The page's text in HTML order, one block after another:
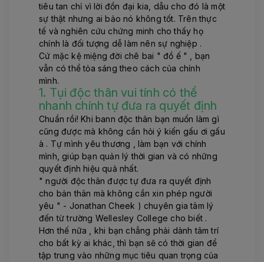
tiêu tan chỉ vì lời đồn đại kia, dẫu cho đó là một
sự thật nhưng ai bảo nó không tốt. Trên thực
tế và nghiên cứu chứng minh cho thấy họ
chính là đối tượng dễ làm nên sự nghiệp .
Cứ mặc kệ miệng đời chê bai " đồ ế " , bạn
vẫn có thể tỏa sáng theo cách của chính
mình.
1. Tụi độc thân vui tính có thể
nhanh chính tự đưa ra quyết định
Chuẩn rồi! Khi bann độc thân bạn muốn làm gì
cũng được mà không cần hỏi ý kiến gấu ơi gấu
à . Tự mình yêu thương , làm bạn với chính
mình, giúp bạn quản lý thời gian và có những
quyết định hiệu quả nhất.
" người độc thân được tự đưa ra quyết định
cho bản thân mà không cần xin phép người
yêu " - Jonathan Cheek ) chuyên gia tâm lý
đến từ trường Wellesley College cho biết .
Hơn thế nữa , khi bạn chẳng phải dành tâm trí
cho bất kỳ ai khác, thì bạn sẽ có thời gian để
tập trung vào những mục tiêu quan trọng của